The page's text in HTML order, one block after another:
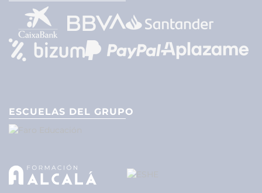
ESCUELAS DEL GRUPO